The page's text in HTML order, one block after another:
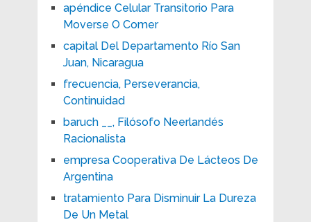
apéndice Celular Transitorio Para
Moverse O Comer
capital Del Departamento Río San
Juan, Nicaragua
frecuencia, Perseverancia,
Continuidad
baruch __, Filósofo Neerlandés
Racionalista
empresa Cooperativa De Lácteos De
Argentina
tratamiento Para Disminuir La Dureza
De Un Metal